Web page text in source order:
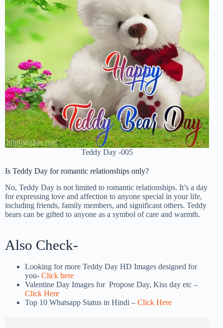
Teddy Day -005
Is Teddy Day for romantic relationships only?
No, Teddy Day is not limited to romantic relationships. It’s a day
for expressing love and affection to anyone special in your life,
including friends, family members, and significant others. Teddy
bears can be gifted to anyone as a symbol of care and warmth.
Also Check-
Looking for more Teddy Day HD Images designed for
you- Click here
Valentine Day Images for Propose Day, Kiss day etc –
Click Here
Top 10 Whatsapp Status in Hindi – Click Here